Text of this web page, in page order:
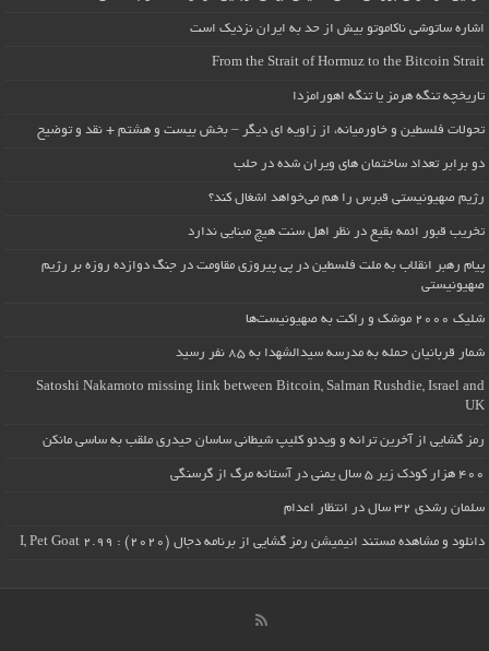
اشاره ساتوشی ناکاموتو بیش از حد به ایران نزدیک است
From the Strait of Hormuz to the Bitcoin Strait
تاریخچه تنگه هرمز یا تنگه اهورامزدا
تحولات فلسطین و خاورمیانه، از زاویه ای دیگر – بخش بیست و هشتم + نقد و توضیح
دو برابر تعداد ساختمان های ویران شده در حلب
رژیم صهیونیستی قبرس را هم می‌خواهد اشغال کند؟
تخریب قبور ائمه بقیع در نظر اهل سنت هیچ مبنایی ندارد
پیام رهبر انقلاب به ملت فلسطین در پی پیروزی مقاومت در جنگ دوازده روزه بر رژیم
صهیونیستی
شلیک ۲۰۰۰ موشک و راکت به صهیونیست‌ها
شمار قربانیان حمله به مدرسه سیدالشهدا به ۸۵ نفر رسید
Satoshi Nakamoto missing link between Bitcoin, Salman Rushdie, Israel and
UK
رمز گشایی از آخرین ترانه و ویدئو کلیپ شیطانی ساسان حیدری ملقب به ساسی مانکن
۴۰۰ هزار کودک زیر ۵ سال یمنی در آستانه مرگ از گرسنگی
سلمان رشدی ۳۲ سال در انتظار اعدام
دانلود و مشاهده مستند انیمیشن رمز گشایی از برنامه دجال (۲۰۲۰) : I, Pet Goat 2.99